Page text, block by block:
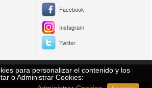
Facebook
Instagram
Twitter
Procedimiento de reservas Mapa del Sitio
2011 - 2026 | Bali Luxury Villas™
para personalizar el contenido y los
o Administrar Cookies: